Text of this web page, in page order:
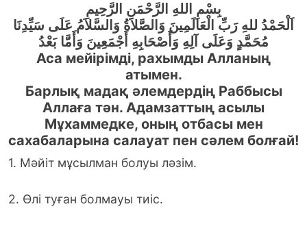
بِسْمِ اللهِ الرَّحْمَنِ الرَّحِيمِ
اَلْحَمْدُ للهِ رَبِّ الْعَالَمِينَ وَالصَّلاَةُ وَالسَّلاَمُ عَلَى سَيِّدِنَا
مُحَمَّدٍ وَعَلَى آلِهِ وَأَصْحَابِهِ أَجْمَعِينَ وَأَمَّا بَعْدُ
Аса мейірімді, рахымды Алланың
атымен.
Барлық мадақ әлемдердің Раббысы
Аллаға тән. Адамзаттың асылы
Мұхаммедке, оның отбасы мен
сахабаларына салауат пен сәлем болғай!
1. Мәйiт мұсылман болуы ләзім.
2. Өлi туған болмауы тиіс.